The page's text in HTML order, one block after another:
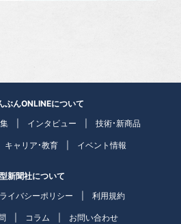
ぶんONLINEについて
インタビュー 技術・新商品
キャリア・教育 イベント情報
新聞社について
イバシーポリシー 利用規約
コラム お問い合わせ